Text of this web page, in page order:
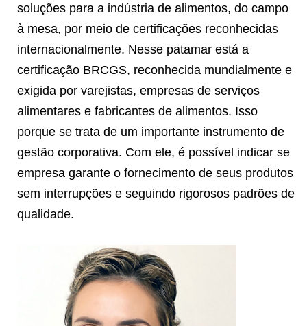
soluções para a indústria de alimentos, do campo
à mesa, por meio de certificações reconhecidas
internacionalmente. Nesse patamar está a
certificação BRCGS, reconhecida mundialmente e
exigida por varejistas, empresas de serviços
alimentares e fabricantes de alimentos. Isso
porque se trata de um importante instrumento de
gestão corporativa. Com ele, é possível indicar se
empresa garante o fornecimento de seus produtos
sem interrupções e seguindo rigorosos padrões de
qualidade.